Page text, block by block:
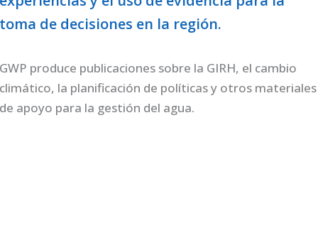
toma de decisiones en la región.
GWP produce publicaciones sobre la GIRH, el cambio
climático, la planificación de políticas y otros materiales
de apoyo para la gestión del agua.